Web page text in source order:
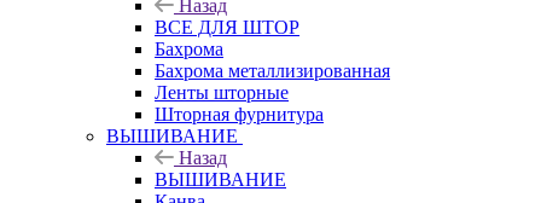
Назад
ВСЕ ДЛЯ ШТОР
Бахрома
Бахрома металлизированная
Ленты шторные
Шторная фурнитура
ВЫШИВАНИЕ
Назад
ВЫШИВАНИЕ